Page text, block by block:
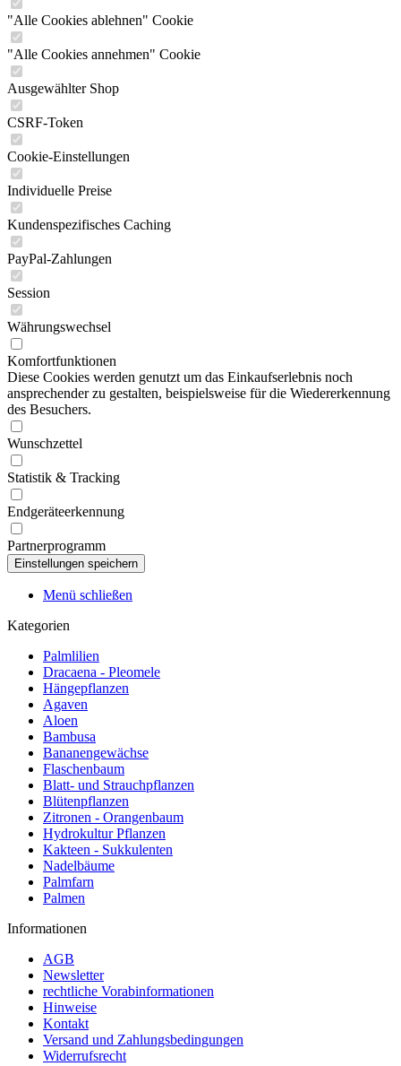
"Alle Cookies ablehnen" Cookie
"Alle Cookies annehmen" Cookie
Ausgewählter Shop
CSRF-Token
Cookie-Einstellungen
Individuelle Preise
Kundenspezifisches Caching
PayPal-Zahlungen
Session
Währungswechsel
Komfortfunktionen
Diese Cookies werden genutzt um das Einkaufserlebnis noch
ansprechender zu gestalten, beispielsweise für die Wiedererkennung
des Besuchers.
Wunschzettel
Statistik & Tracking
Endgeräteerkennung
Partnerprogramm
Menü schließen
Kategorien
Palmlilien
Dracaena - Pleomele
Hängepflanzen
Agaven
Aloen
Bambusa
Bananengewächse
Flaschenbaum
Blatt- und Strauchpflanzen
Blütenpflanzen
Zitronen - Orangenbaum
Hydrokultur Pflanzen
Kakteen - Sukkulenten
Nadelbäume
Palmfarn
Palmen
Informationen
AGB
Newsletter
rechtliche Vorabinformationen
Hinweise
Kontakt
Versand und Zahlungsbedingungen
Widerrufsrecht